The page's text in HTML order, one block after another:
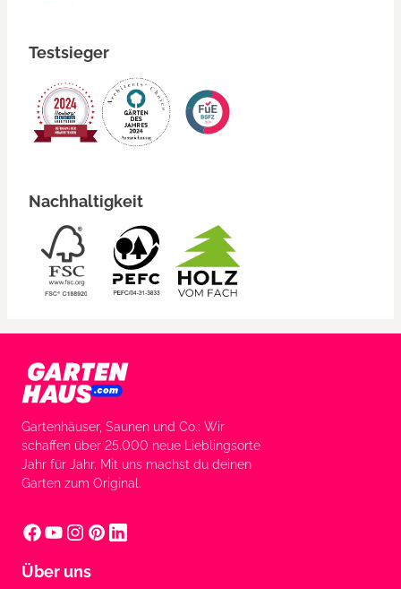
Testsieger
Nachhaltigkeit
Gartenhäuser, Saunen und Co.: Wir
schaffen über 25.000 neue Lieblingsorte
Jahr für Jahr. Mit uns machst du deinen
Garten zum Original.
Über uns